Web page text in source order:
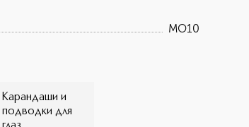
MO10
Карандаши и
подводки для